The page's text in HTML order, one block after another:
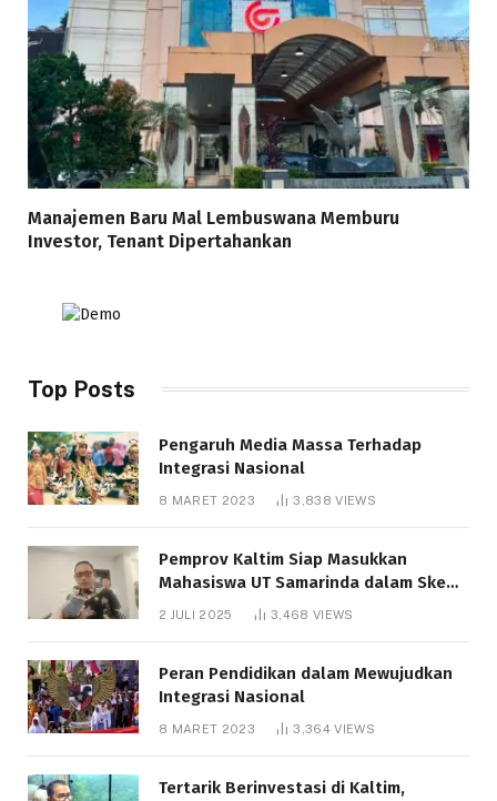
Manajemen Baru Mal Lembuswana Memburu
Investor, Tenant Dipertahankan
Top Posts
Pengaruh Media Massa Terhadap
Integrasi Nasional
8 MARET 2023 3,838VIEWS
Pemprov Kaltim Siap Masukkan
Mahasiswa UT Samarinda dalam Skema
Bantuan Pendidikan Gratispol
2 JULI 2025 3,468 VIEWS
Peran Pendidikan dalam Mewujudkan
Integrasi Nasional
8 MARET 2023 3,364VIEWS
Tertarik Berinvestasi di Kaltim,